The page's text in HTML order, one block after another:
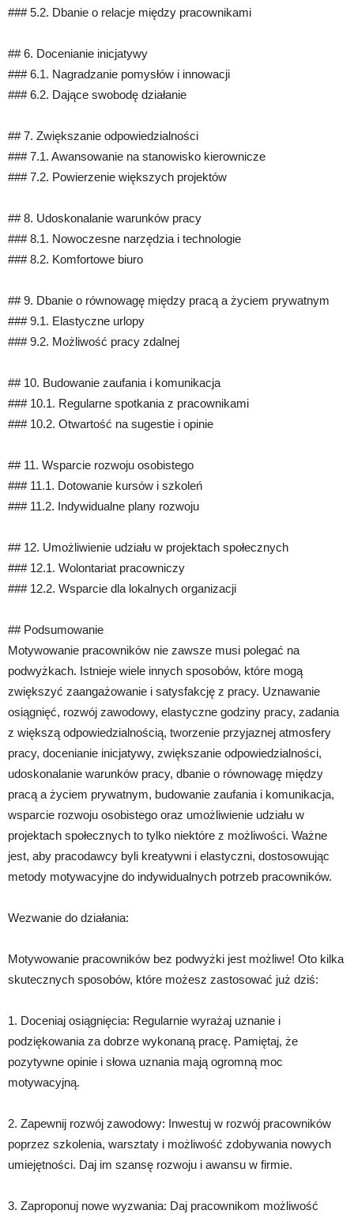
### 5.2. Dbanie o relacje między pracownikami
## 6. Docenianie inicjatywy
### 6.1. Nagradzanie pomysłów i innowacji
### 6.2. Dające swobodę działanie
## 7. Zwiększanie odpowiedzialności
### 7.1. Awansowanie na stanowisko kierownicze
### 7.2. Powierzenie większych projektów
## 8. Udoskonalanie warunków pracy
### 8.1. Nowoczesne narzędzia i technologie
### 8.2. Komfortowe biuro
## 9. Dbanie o równowagę między pracą a życiem prywatnym
### 9.1. Elastyczne urlopy
### 9.2. Możliwość pracy zdalnej
## 10. Budowanie zaufania i komunikacja
### 10.1. Regularne spotkania z pracownikami
### 10.2. Otwartość na sugestie i opinie
## 11. Wsparcie rozwoju osobistego
### 11.1. Dotowanie kursów i szkoleń
### 11.2. Indywidualne plany rozwoju
## 12. Umożliwienie udziału w projektach społecznych
### 12.1. Wolontariat pracowniczy
### 12.2. Wsparcie dla lokalnych organizacji
## Podsumowanie
Motywowanie pracowników nie zawsze musi polegać na
podwyżkach. Istnieje wiele innych sposobów, które mogą
zwiększyć zaangażowanie i satysfakcję z pracy. Uznawanie
osiągnięć, rozwój zawodowy, elastyczne godziny pracy, zadania
z większą odpowiedzialnością, tworzenie przyjaznej atmosfery
pracy, docenianie inicjatywy, zwiększanie odpowiedzialności,
udoskonalanie warunków pracy, dbanie o równowagę między
pracą a życiem prywatnym, budowanie zaufania i komunikacja,
wsparcie rozwoju osobistego oraz umożliwienie udziału w
projektach społecznych to tylko niektóre z możliwości. Ważne
jest, aby pracodawcy byli kreatywni i elastyczni, dostosowując
metody motywacyjne do indywidualnych potrzeb pracowników.
Wezwanie do działania:
Motywowanie pracowników bez podwyżki jest możliwe! Oto kilka
skutecznych sposobów, które możesz zastosować już dziś:
1. Doceniaj osiągnięcia: Regularnie wyrażaj uznanie i
podziękowania za dobrze wykonaną pracę. Pamiętaj, że
pozytywne opinie i słowa uznania mają ogromną moc
motywacyjną.
2. Zapewnij rozwój zawodowy: Inwestuj w rozwój pracowników
poprzez szkolenia, warsztaty i możliwość zdobywania nowych
umiejętności. Daj im szansę rozwoju i awansu w firmie.
3. Zaproponuj nowe wyzwania: Daj pracownikom możliwość